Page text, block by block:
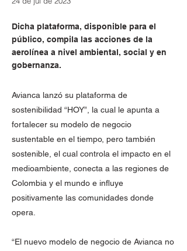
Dicha plataforma, disponible para el
público, compila las acciones de la
aerolínea a nivel ambiental, social y en
gobernanza.
Avianca lanzó su plataforma de
sostenibilidad “HOY”, la cual le apunta a
fortalecer su modelo de negocio
sustentable en el tiempo, pero también
sostenible, el cual controla el impacto en el
medioambiente, conecta a las regiones de
Colombia y el mundo e influye
positivamente las comunidades donde
opera.
“El nuevo modelo de negocio de Avianca no